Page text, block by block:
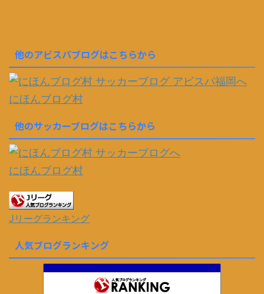
他のアビスパブログはこちらから
にほんブログ村
他のサッカーブログはこちらから
にほんブログ村
Jリーグランキング
人気ブログランキング